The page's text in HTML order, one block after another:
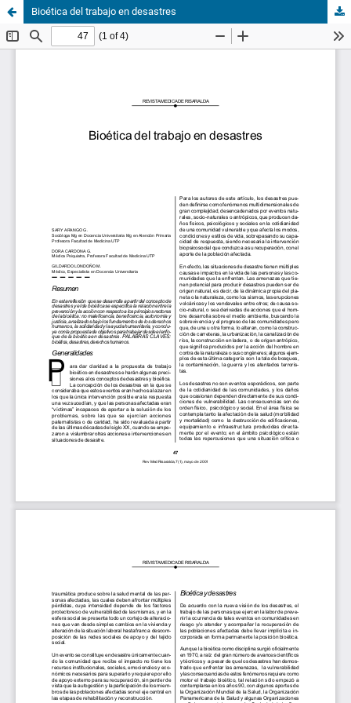
Bioética del trabajo en desastres